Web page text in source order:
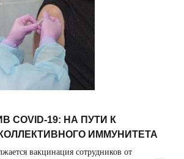
COVID-19: НА ПУТИ К
ИММУНИТЕТА
вакцинация сотрудников от